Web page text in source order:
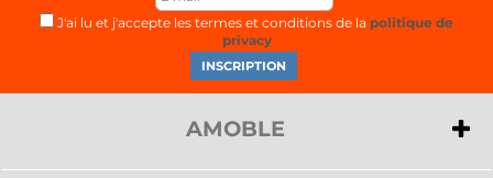
J'ai lu et j'accepte les termes et conditions de la politique de
privacy
AMOBLE